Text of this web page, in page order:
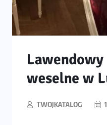
weselne w
TWOJKATALOG